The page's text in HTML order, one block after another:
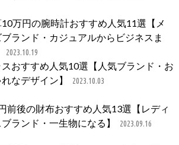
万円の腕時計おすすめ人気11選【メ
ブランド・カジュアルからビジネスま
2023.10.19
スおすすめ人気10選【人気ブランド・お
れなデザイン】
2023.10.03
前後の財布おすすめ人気13選【レディ
ランド・一生物になる】
2023.09.16